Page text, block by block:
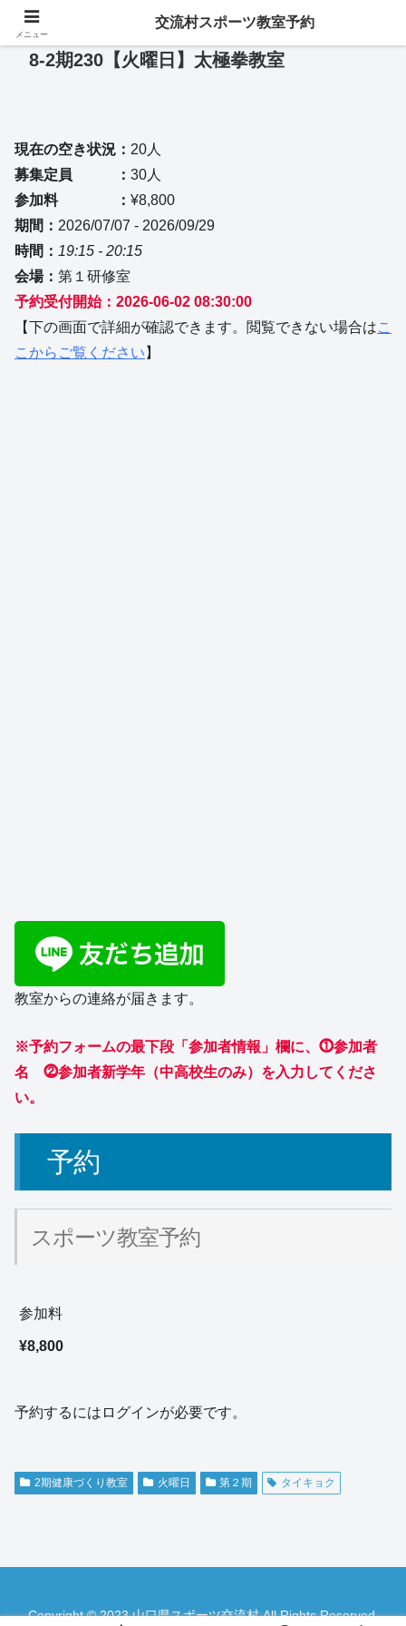
8-2期230【火曜日】太極拳教室
現在の空き状況： 20人
募集定員 ： 30人
参加料 ： ¥8,800
期間： 2026/07/07 - 2026/09/29
時間： 19:15 - 20:15
会場： 第１研修室
予約受付開始：2026-06-02 08:30:00
【下の画面で詳細が確認できます。閲覧できない場合はこ
こからご覧ください 】
教室からの連絡が届きます。
※予約フォームの最下段「参加者情報」欄に、⓵参加者
名 ⓶参加者新学年（中高校生のみ） を入力してくださ
い。
予約
スポーツ教室予約
参加料
¥8,800
予約するにはログインが必要です。
2期健康づくり教室 火曜日 第２期 タイキョク
Copyright © 2023 山口県スポーツ交流村 All Rights Reserved.
メニュー
交流村スポーツ教室予約